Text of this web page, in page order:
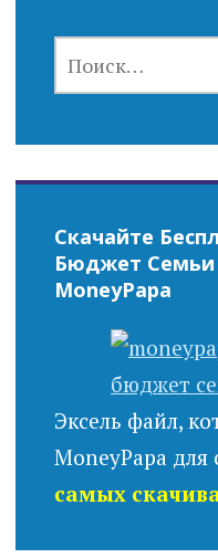
Скачайте
Бюджет Семьи
MoneyPapa
Эксель файл,
MoneyPapa для
самых